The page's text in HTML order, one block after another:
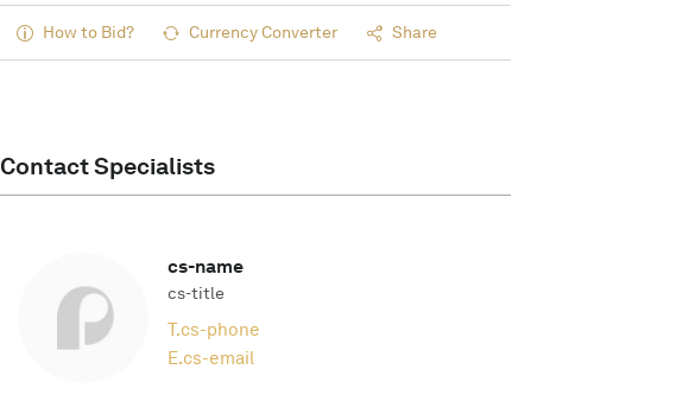
How to Bid? Currency Converter Share
Contact Specialists
cs-name
cs-title
T.cs-phone
E.cs-email